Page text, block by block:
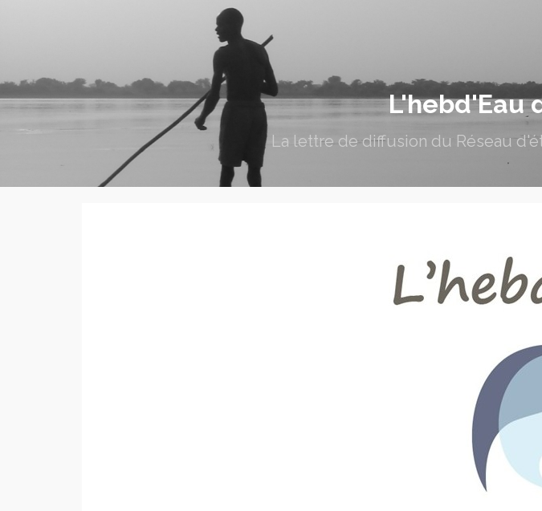
L'hebd'Eau
La lettre de diffusion du Réseau